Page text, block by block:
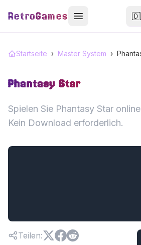
RetroGames
Startseite › Master System ›
Phantasy Star
Spielen Sie Phantasy Star
Kein Download erforderlich.
Teilen: